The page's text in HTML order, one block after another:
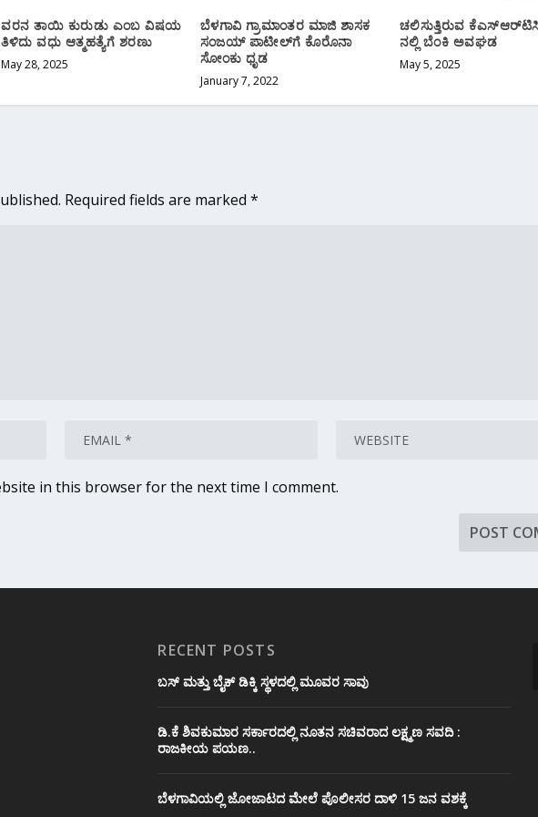
ವರನ ತಾಯಿ‌ ಕುರುಡು ಎಂಬ ವಿಷಯ
ತಿಳಿದು ವಧು ಆತ್ಮಹತ್ಯೆಗೆ ಶರಣು
May 28, 2025
ಬೆಳಗಾವಿ ಗ್ರಾಮಾಂತರ ಮಾಜಿ ಶಾಸಕ
ಸಂಜಯ್ ಪಾಟೀಲ್‌ಗೆ ಕೊರೊನಾ
ಸೋಂಕು ಧೃಡ
January 7, 2022
ಚಲಿಸುತ್ತಿರುವ
ನಲ್ಲಿ ಬೆಂಕಿ ಅವಘಡ
May 5, 2025
Required fields are marked*
in this browser for the next time I comment.
RECENT POSTS
ಬಸ್ ಮತ್ತು ಬೈಕ್ ಡಿಕ್ಕಿ ಸ್ಥಳದಲ್ಲಿ ಮೂವರ ಸಾವು
ಡಿ.ಕೆ ಶಿವಕುಮಾರ ಸರ್ಕಾರದಲ್ಲಿ ನೂತನ ಸಚಿವರಾದ ಲಕ್ಷ್ಮಣ ಸವದಿ :
ರಾಜಕೀಯ ಪಯಣ..
ಬೆಳಗಾವಿಯಲ್ಲಿ ಜೋಜಾಟದ ಮೇಲೆ ಪೊಲೀಸರ ದಾಳಿ 15 ಜನ ವಶಕ್ಕೆ